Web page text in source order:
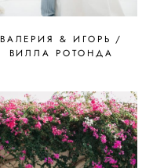
ВАЛЕРИЯ & ИГОРЬ /
ВИЛЛА РОТОНДА